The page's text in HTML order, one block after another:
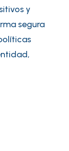
y
segura